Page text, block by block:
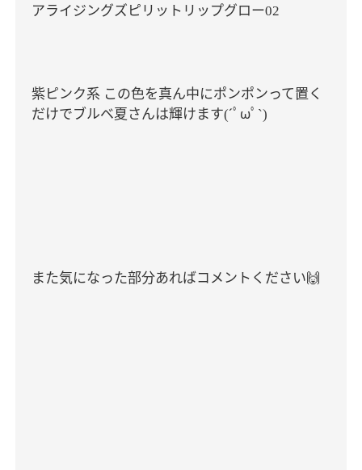
アライジングズピリットリップグロー02
紫ピンク系 この色を真ん中にポンポンって置く
だけでブルベ夏さんは輝けます(´ﾟωﾟ `)
また気になった部分あればコメントください🙌